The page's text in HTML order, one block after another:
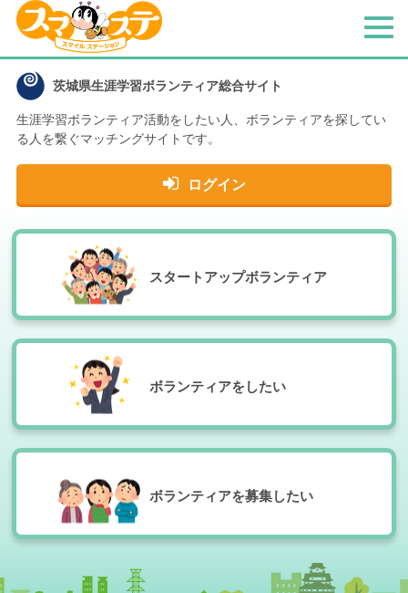
茨城県生涯学習ボランティア総合サイト
生涯学習ボランティア活動をしたい人、 ボランティアを探してい
る人を繋ぐマッチングサイトです。
ログイン
メ
スタートアップボランティア
ボランティアをしたい
ボランティアを募集したい